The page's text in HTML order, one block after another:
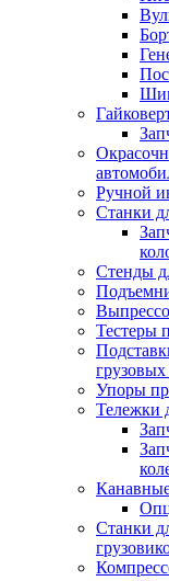
Ручной
Станки
Стенды
Тестеры
Упоры
Тележки
Станки